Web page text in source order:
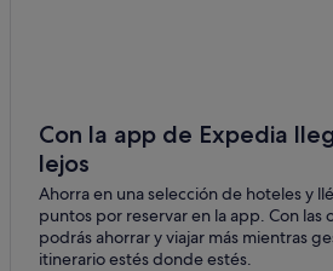
Apartamentos en Estación de
Hoteles con piscina en Madrid
Hoteles románticos en Madrid
Hoteles de 3 estrellas en Atocha
Con la app de Expedia
lejos
Ahorra en una selección de hoteles y
puntos por reservar en la app. Con las
podrás ahorrar y viajar más mientras
itinerario estés donde estés.